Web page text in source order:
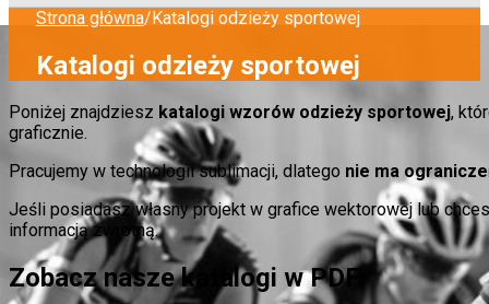
Strona główna/Katalogi odzieży sportowej
Katalogi odzieży sportowej
Poniżej znajdziesz katalogi wzorów odzieży sportowej,
graficznie.
Pracujemy w technologii sublimacji, dlatego nie ma
Jeśli posiadasz własny projekt w grafice wektorowej lub
informacją zwrotną.
Zobacz nasze katalogi w PDF